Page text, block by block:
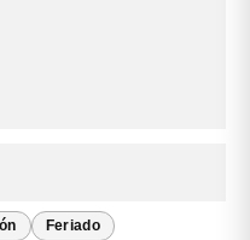
Feriado